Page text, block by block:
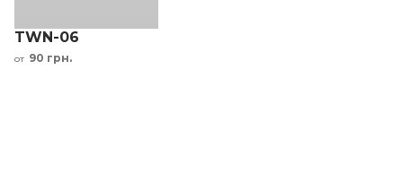
TWN-06
от 90 грн.